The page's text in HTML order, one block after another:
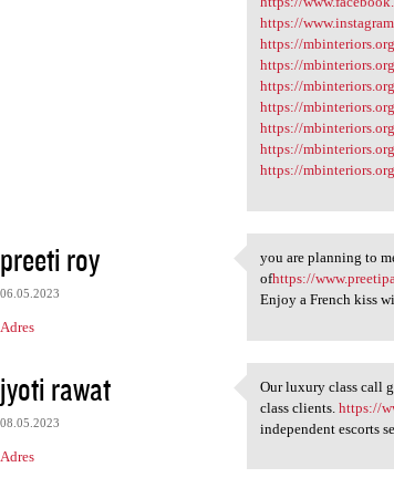
https://
https://
https://
https://
https://
https://
https://
https://
preeti roy
06.05.2023
Adres
you are
you are planning to
ofhttps://
Enjoy a French kiss
jyoti rawat
08.05.2023
Adres
Our luxury class
Our luxury class call
class clients.https://
independent escorts